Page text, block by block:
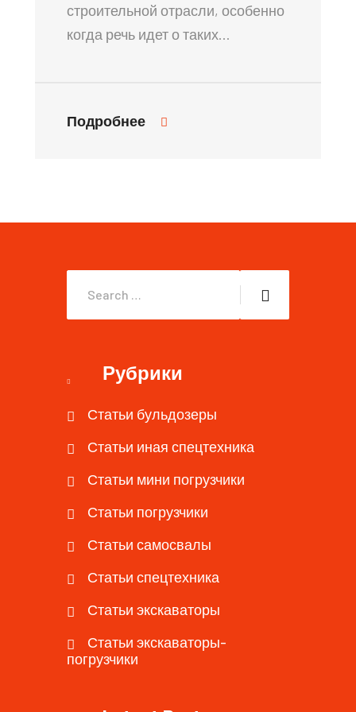
строительной отрасли, особенно
когда речь идет о таких…
Подробнее
Рубрики
Статьи бульдозеры
Статьи иная спецтехника
Статьи мини погрузчики
Статьи погрузчики
Статьи самосвалы
Статьи спецтехника
Статьи экскаваторы
Статьи экскаваторы-
погрузчики